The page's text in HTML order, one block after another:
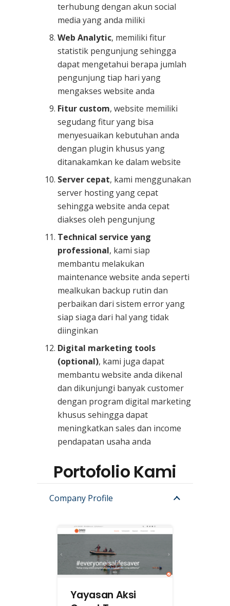
terhubung dengan akun social
media yang anda miliki
Web Analytic, memiliki fitur
statistik pengunjung sehingga
dapat mengetahui berapa jumlah
pengunjung tiap hari yang
mengakses website anda
Fitur custom, website memiliki
segudang fitur yang bisa
menyesuaikan kebutuhan anda
dengan plugin khusus yang
ditanakamkan ke dalam website
Server cepat, kami menggunakan
server hosting yang cepat
sehingga website anda cepat
diakses oleh pengunjung
Technical service yang
professional, kami siap
membantu melakukan
maintenance website anda seperti
mealkukan backup rutin dan
perbaikan dari sistem error yang
siap siaga dari hal yang tidak
diinginkan
Digital marketing tools
(optional), kami juga dapat
membantu website anda dikenal
dan dikunjungi banyak customer
dengan program digital marketing
khusus sehingga dapat
meningkatkan sales dan income
pendapatan usaha anda
Portofolio Kami
Company Profile
Yayasan Aksi